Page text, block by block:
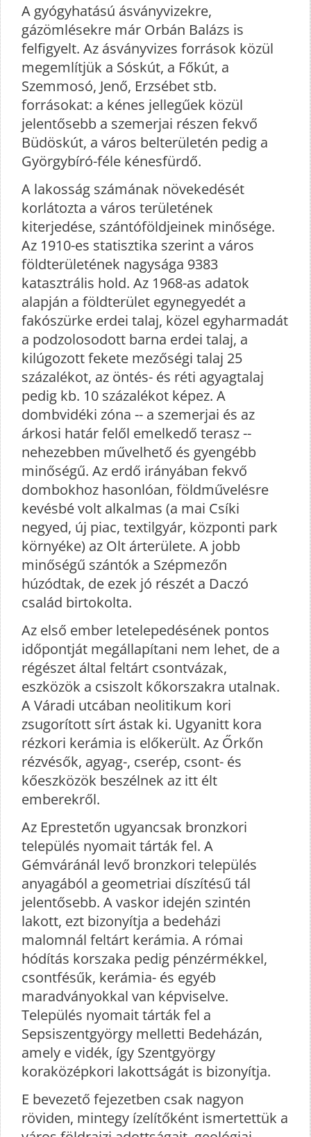
A gyógyhatású ásványvizekre,
gázömlésekre már Orbán Balázs is
felfigyelt. Az ásványvizes források közül
megemlítjük a Sóskút, a Főkút, a
Szemmosó, Jenő, Erzsébet stb.
forrásokat: a kénes jellegűek közül
jelentősebb a szemerjai részen fekvő
Büdöskút, a város belterületén pedig a
Györgybíró-féle kénesfürdő.
A lakosság számának növekedését
korlátozta a város területének
kiterjedése, szántóföldjeinek minősége.
Az 1910-es statisztika szerint a város
földterületének nagysága 9383
katasztrális hold. Az 1968-as adatok
alapján a földterület egynegyedét a
fakószürke erdei talaj, közel egyharmadát
a podzolosodott barna erdei talaj, a
kilúgozott fekete mezőségi talaj 25
százalékot, az öntés- és réti agyagtalaj
pedig kb. 10 százalékot képez. A
dombvidéki zóna -- a szemerjai és az
árkosi határ felől emelkedő terasz --
nehezebben művelhető és gyengébb
minőségű. Az erdő irányában fekvő
dombokhoz hasonlóan, földművelésre
kevésbé volt alkalmas (a mai Csíki
negyed, új piac, textilgyár, központi park
környéke) az Olt árterülete. A jobb
minőségű szántók a Szépmezőn
húzódtak, de ezek jó részét a Daczó
család birtokolta.
Az első ember letelepedésének pontos
időpontját megállapítani nem lehet, de a
régészet által feltárt csontvázak,
eszközök a csiszolt kőkorszakra utalnak.
A Váradi utcában neolitikum kori
zsugorított sírt ástak ki. Ugyanitt kora
rézkori kerámia is előkerült. Az Őrkőn
rézvésők, agyag-, cserép, csont- és
kőeszközök beszélnek az itt élt
emberekről.
Az Eprestetőn ugyancsak bronzkori
település nyomait tárták fel. A
Gémváránál levő bronzkori település
anyagából a geometriai díszítésű tál
jelentősebb. A vaskor idején szintén
lakott, ezt bizonyítja a bedeházi
malomnál feltárt kerámia. A római
hódítás korszaka pedig pénzérmékkel,
csontfésűk, kerámia- és egyéb
maradványokkal van képviselve.
Település nyomait tárták fel a
Sepsiszentgyörgy melletti Bedeházán,
amely e vidék, így Szentgyörgy
koraközépkori lakottságát is bizonyítja.
E bevezető fejezetben csak nagyon
röviden, mintegy ízelítőként ismertettük a